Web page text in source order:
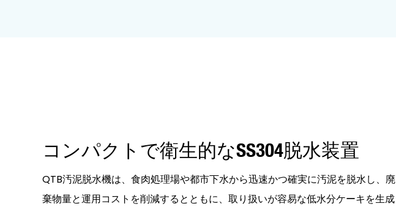
コンパクトで衛生的なSS304脱水装置
QTB汚泥脱水機は、食肉処理場や都市下水から迅速かつ確実に汚泥を脱水し、廃
棄物量と運用コストを削減するとともに、取り扱いが容易な低水分ケーキを生成